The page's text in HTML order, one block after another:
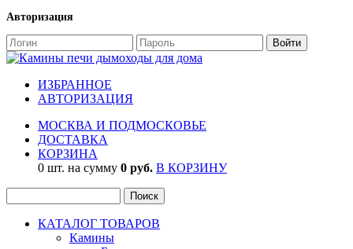
Авторизация
ИЗБРАННОЕ
АВТОРИЗАЦИЯ
МОСКВА И ПОДМОСКОВЬЕ
ДОСТАВКА
КОРЗИНА
0 шт. на сумму 0 руб. В КОРЗИНУ
КАТАЛОГ ТОВАРОВ
Камины